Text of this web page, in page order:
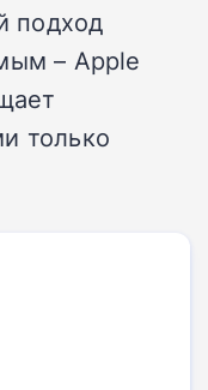
подход
– Apple
только